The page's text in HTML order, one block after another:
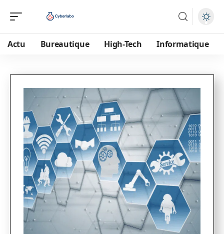
Actu Bureautique High-Tech Informatique